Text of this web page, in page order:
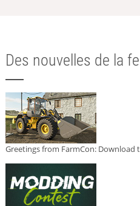
Des nouvelles de la
Greetings from FarmCon: Download